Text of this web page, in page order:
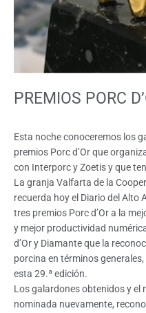
PREMIOS PORC
Esta noche conoceremos los
premios Porc d’Or que
con Interporc y Zoetis y que
La granja Valfarta de la
recuerda hoy el Diario del Alto
tres premios Porc d’Or a la
y mejor productividad
d’Or y Diamante que la
porcina en términos
esta 29.ª edición.
Los galardones obtenidos y el
nominada nuevamente,